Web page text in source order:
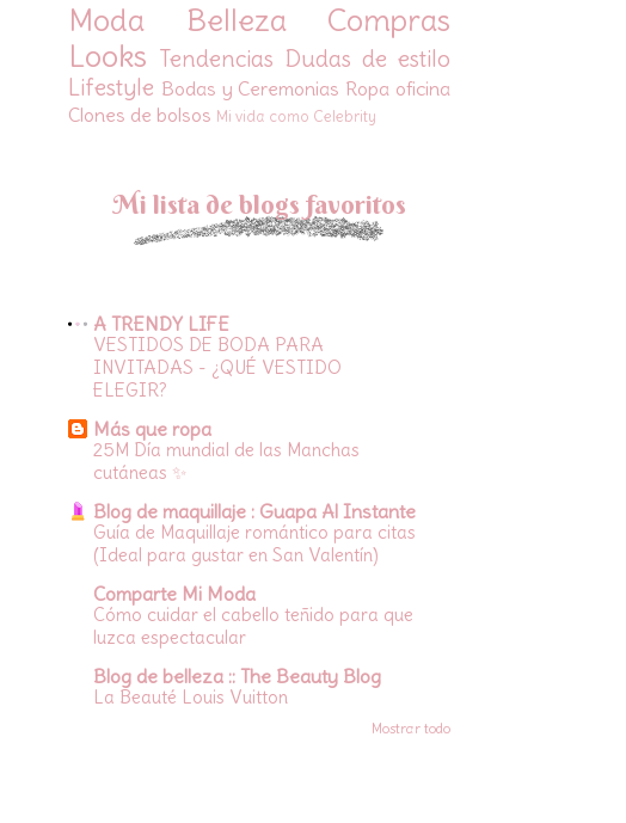
Moda Belleza
Compras
Looks Tendencias Dudas de estilo
Lifestyle Bodas y Ceremonias Ropa oficina
Clones de bolsos Mi vida como Celebrity
Mi lista de blogs favoritos
A TRENDY LIFE
VESTIDOS DE BODA PARA
INVITADAS - ¿QUÉ VESTIDO
ELEGIR?
Más que ropa
25M Día mundial de las Manchas
cutáneas ✨
Blog de maquillaje : Guapa Al Instante
Guía de Maquillaje romántico para citas
(Ideal para gustar en San Valentín)
Comparte Mi Moda
Cómo cuidar el cabello teñido para que
luzca espectacular
Blog de belleza :: The Beauty Blog
La Beauté Louis Vuitton
Mostrar todo